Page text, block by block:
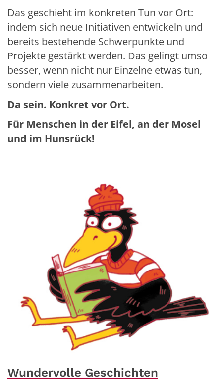
Das geschieht im konkreten Tun vor Ort:
indem sich neue Initiativen entwickeln und
bereits bestehende Schwerpunkte und
Projekte gestärkt werden. Das gelingt umso
besser, wenn nicht nur Einzelne etwas tun,
sondern viele zusammenarbeiten.
Da sein. Konkret vor Ort.
Für Menschen in der Eifel, an der Mosel
und im Hunsrück!
Wundervolle Geschichten